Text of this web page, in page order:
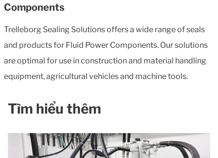
Components
Trelleborg Sealing Solutions offers a wide range of seals
and products for Fluid Power Components. Our solutions
are optimal for use in construction and material handling
equipment, agricultural vehicles and machine tools.
Tìm hiểu thêm